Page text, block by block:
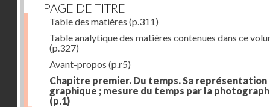
PAGE DE TITRE
Table des matières (p.311)
Table analytique des matières contenues dans ce
(p.327)
Avant-propos (p.r5)
Chapitre premier. Du temps. Sa représentation
graphique ; mesure du temps par la
(p.1)